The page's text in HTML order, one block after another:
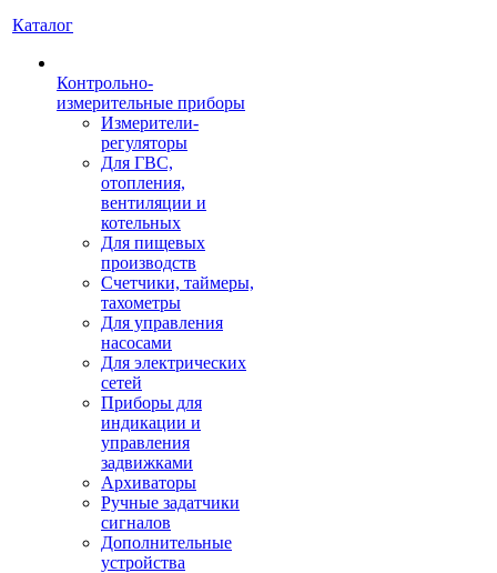
Каталог
Контрольно-
измерительные приборы
Измерители-
регуляторы
Для ГВС,
отопления,
вентиляции и
котельных
Для пищевых
производств
Счетчики, таймеры,
тахометры
Для управления
насосами
Для электрических
сетей
Приборы для
индикации и
управления
задвижками
Архиваторы
Ручные задатчики
сигналов
Дополнительные
устройства